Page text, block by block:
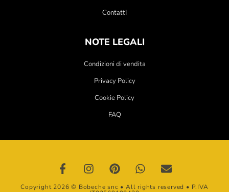
Contatti
NOTE LEGALI
Condizioni di vendita
Privacy Policy
Cookie Policy
FAQ
Copyright 2026 © Bobeche snc • All rights reserved • P.IVA